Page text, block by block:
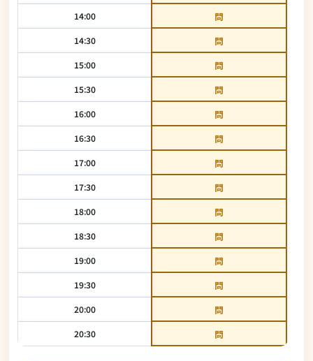
14:00 問
14:30 問
15:00 問
15:30 問
16:00 問
16:30 問
17:00 問
17:30 問
18:00 問
18:30 問
19:00 問
19:30 問
20:00 問
20:30 問